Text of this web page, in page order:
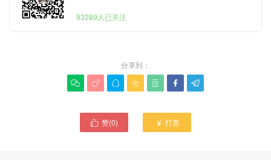
93289人已关注
分享到：
      
 赞(0)  打赏